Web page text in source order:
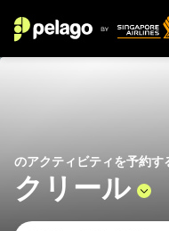
のアクティビティを予約す
クリール